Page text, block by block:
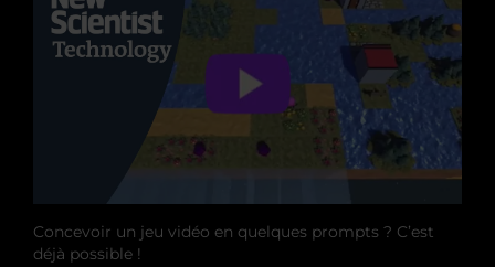
Concevoir un jeu vidéo en quelques prompts ? C’est
déjà possible !